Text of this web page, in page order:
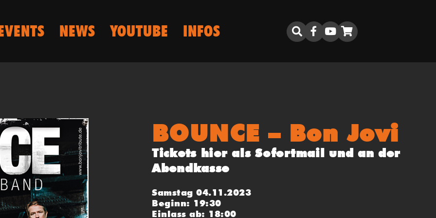
NEWS YOUTUBE INFOS
BOUNCE – Bon Jovi
Tickets hier als Sofortmail und an der
Abendkasse
Samstag 04.11.2023
Beginn: 19:30
Einlass ab: 18:00